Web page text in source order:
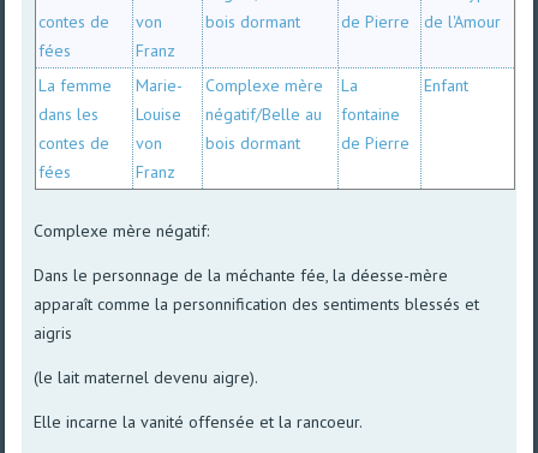
contes de
fées
von
Franz
bois dormant
de Pierre
de l'Amour
La femme
dans les
contes de
fées
Marie-
Louise
von
Franz
Complexe mère
négatif/Belle au
bois dormant
La
fontaine
de Pierre
Enfant
Complexe mère négatif:
Dans le personnage de la méchante fée, la déesse-mère
apparaît comme la personnification des sentiments blessés et
aigris
(le lait maternel devenu aigre).
Elle incarne la vanité offensée et la rancoeur.